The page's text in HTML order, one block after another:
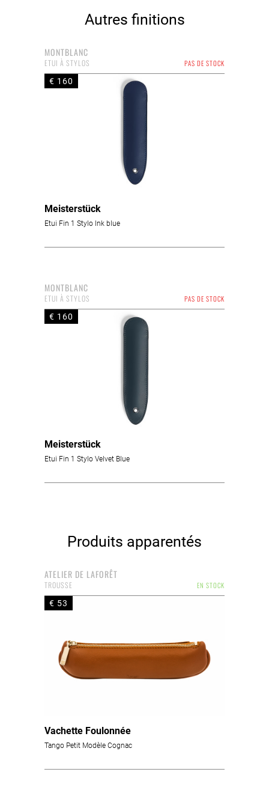
Autres finitions
MONTBLANC
PAS DE STOCK
ETUI À STYLOS
€ 160
Meisterstück
Etui Fin 1 Stylo Ink blue
MONTBLANC
PAS DE STOCK
ETUI À STYLOS
€ 160
Meisterstück
Etui Fin 1 Stylo Velvet Blue
Produits apparentés
ATELIER DE LAFORÊT
EN STOCK
TROUSSE
€ 53
Vachette Foulonnée
Tango Petit Modèle Cognac